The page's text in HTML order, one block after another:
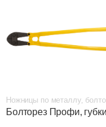
Ножницы по металлу,
Болторез Профи,